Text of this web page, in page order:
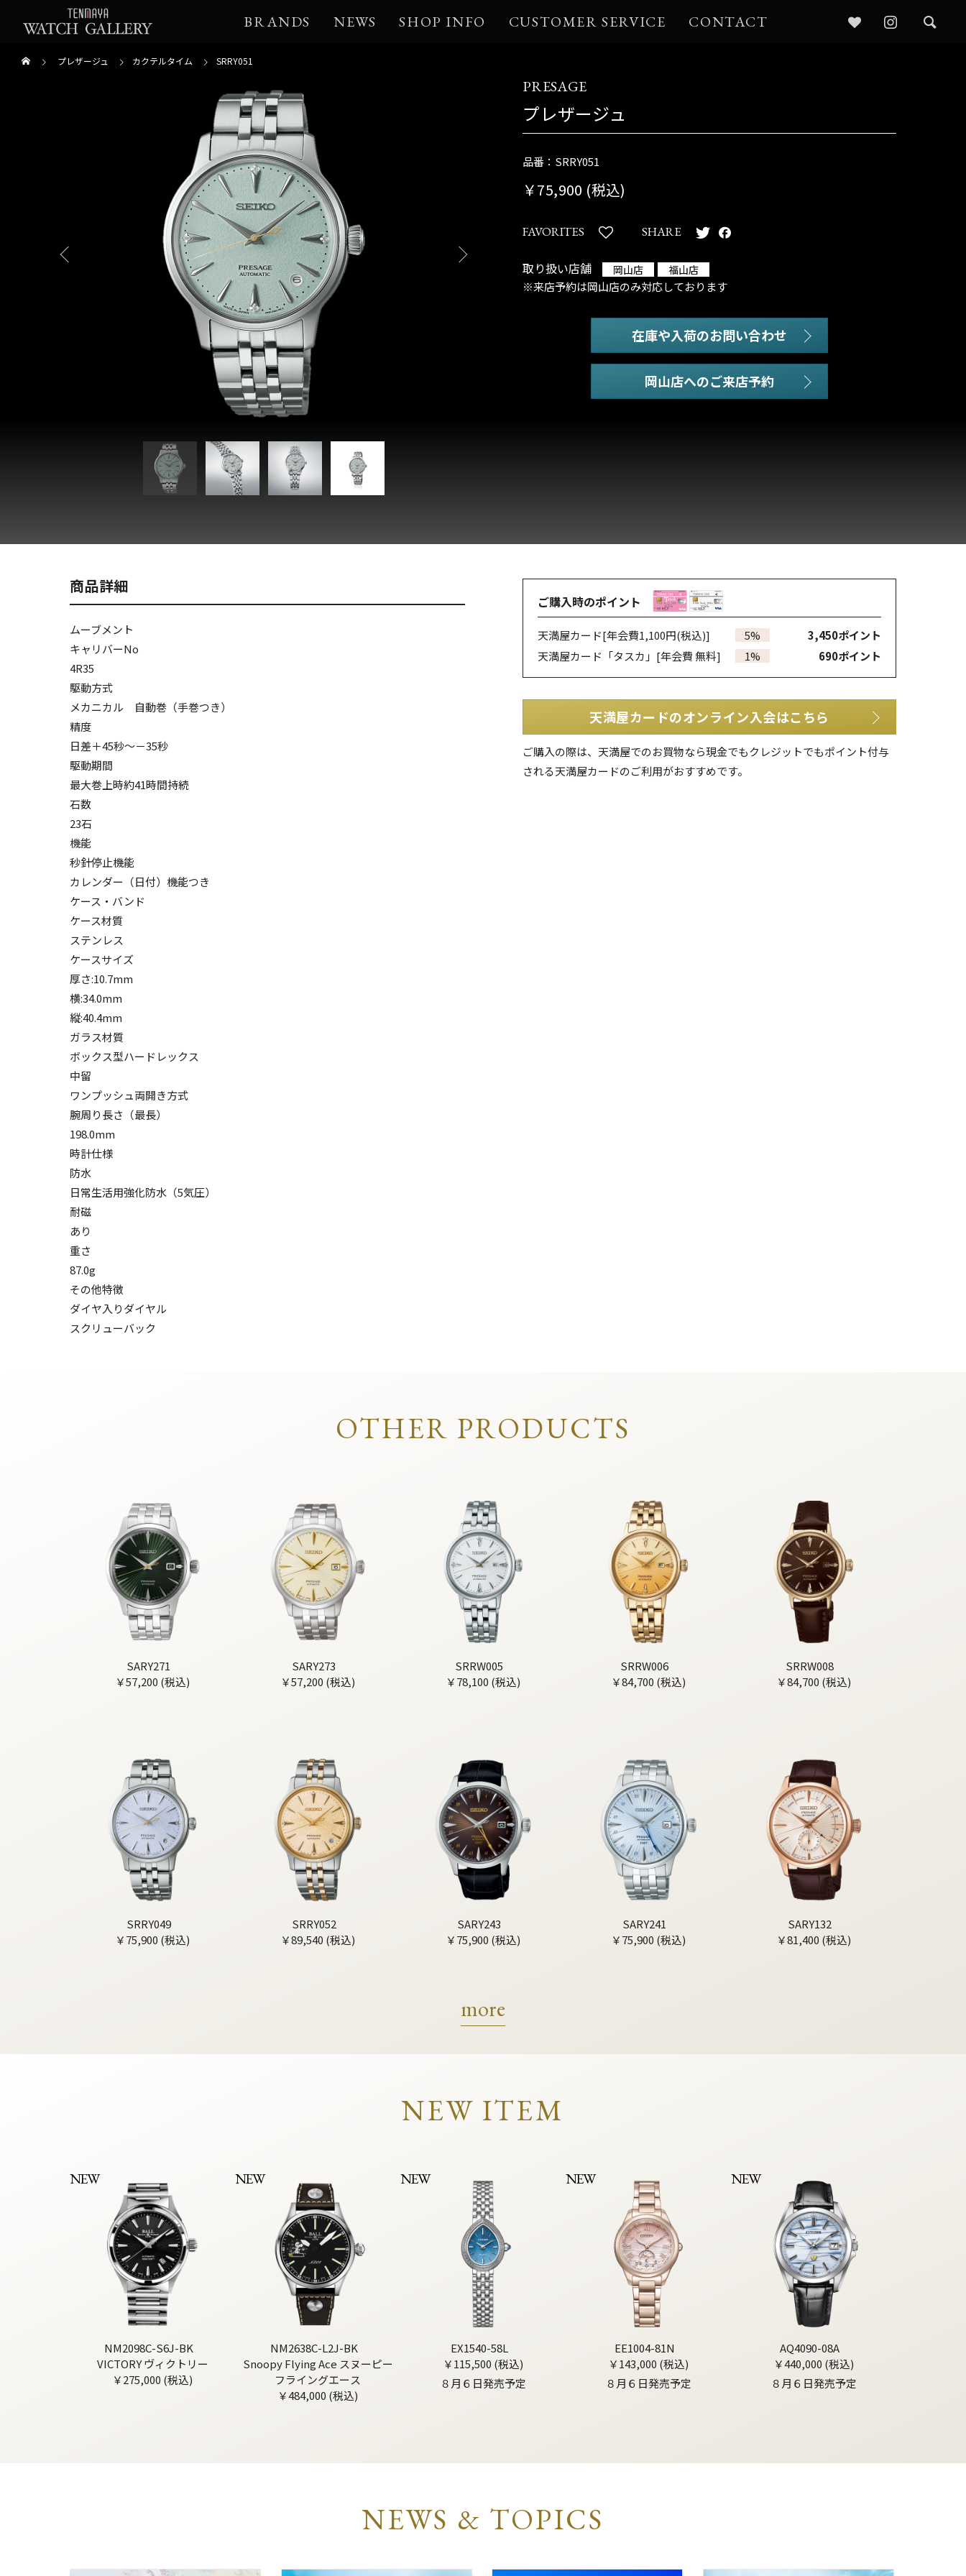
BRANDS NEWS SHOP INFO CUSTOMER SERVICE CONTACT
プレザージュ カクテルタイム SRRY051
PRESAGE
プレザージュ
品番：SRRY051
￥75,900 (税込)
FAVORITES SHARE
取り扱い店舗 岡山店 福山店
※来店予約は岡山店のみ対応しております
在庫や入荷のお問い合わせ
商品詳細
ムーブメント
キャリバーNo
4R35
駆動方式
メカニカル 自動巻（手巻つき）
精度
日差＋45秒～－35秒
駆動期間
最大巻上時約41時間持続
石数
23石
機能
秒針停止機能
カレンダー（日付）機能つき
ケース・バンド
ケース材質
ステンレス
ケースサイズ
厚さ:10.7mm
横:34.0mm
縦:40.4mm
ガラス材質
ボックス型ハードレックス
中留
ワンプッシュ両開き方式
腕周り長さ（最長）
198.0mm
時計仕様
防水
日常生活用強化防水（5気圧）
耐磁
あり
重さ
87.0g
その他特徴
ダイヤ入りダイヤル
スクリューバック
ご購入時のポイント
天満屋カード[年会費1,100円(税込)] 5% 3,450ポイント
天満屋カード「タスカ」 [年会費 無料] 1% 690ポイント
天満屋カードのオンライン入会はこちら
ご購入の際は、天満屋でのお買物なら現金でもクレジットでもポイント付与
される天満屋カードのご利用がおすすめです。
OTHER PRODUCTS
SARY271
￥57,200 (税込)
SARY273
￥57,200 (税込)
SRRW005
￥78,100 (税込)
SRRW006
￥84,700 (税込)
SRRW008
￥84,700 (税込)
SRRY049
￥75,900 (税込)
SRRY052
￥89,540 (税込)
SARY243
￥75,900 (税込)
SARY241
￥75,900 (税込)
SARY132
￥81,400 (税込)
more
NEW ITEM
NEW
NM2098C-S6J-BK
VICTORY ヴィクトリー
￥275,000 (税込)
NEW
NM2638C-L2J-BK
Snoopy Flying Ace スヌーピー
フライングエース
￥484,000 (税込)
NEW
EX1540-58L
￥115,500 (税込)
８月６日発売予定
NEW
EE1004-81N
￥143,000 (税込)
８月６日発売予定
NEW
AQ4090-08A
￥440,000 (税込)
８月６日発売予定
NEWS & TOPICS